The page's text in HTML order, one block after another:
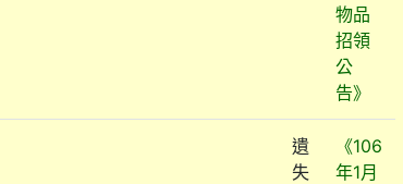
物品
招領
公
告》
遺
失
《106
年1月